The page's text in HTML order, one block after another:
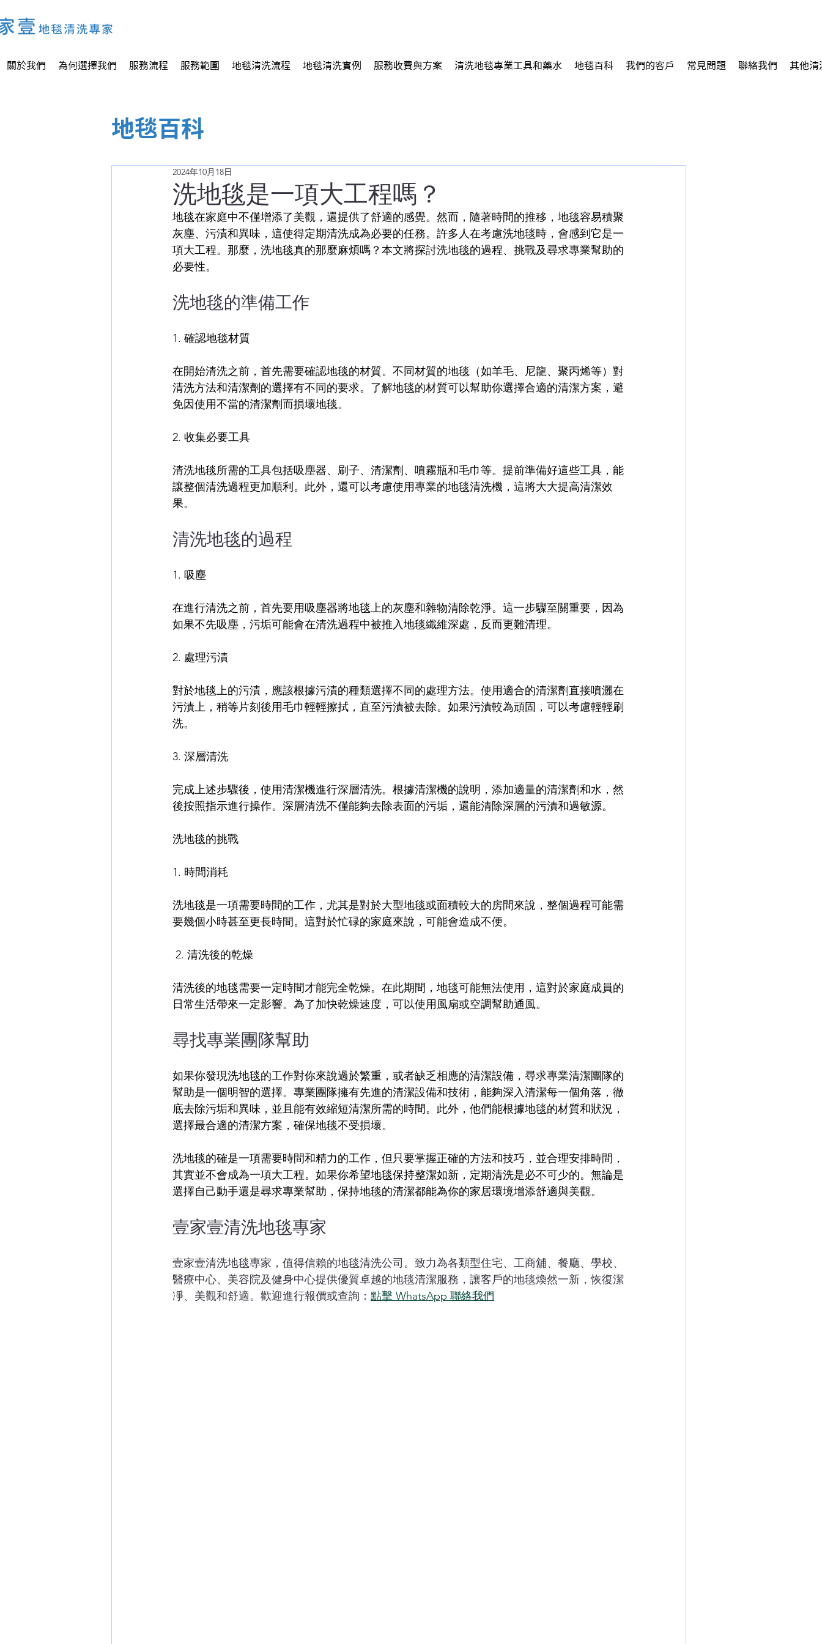
關於我們 為何選擇我們 服務流程 服務範圍 地毯清洗流程 地毯清洗實例 服務收費與方案 清洗地毯專業工具和藥水 地毯百科 我們的客戶 常見問題 聯絡我們 其他清
地毯百科
洗地毯是一項大工程嗎？
2024年10月18日
地毯在家庭中不僅增添了美觀，還提供了舒適的感覺。然而，隨著時間的推移，地毯容易積聚
灰塵、污漬和異味，這使得定期清洗成為必要的任務。許多人在考慮洗地毯時，會感到它是一
項大工程。那麼，洗地毯真的那麼麻煩嗎？本文將探討洗地毯的過程、挑戰及尋求專業幫助的
必要性。
洗地毯的準備工作
1. 確認地毯材質
在開始清洗之前，首先需要確認地毯的材質。不同材質的地毯（如羊毛、尼龍、聚丙烯等）對
清洗方法和清潔劑的選擇有不同的要求。了解地毯的材質可以幫助你選擇合適的清潔方案，避
免因使用不當的清潔劑而損壞地毯。
2. 收集必要工具
清洗地毯所需的工具包括吸塵器、刷子、清潔劑、噴霧瓶和毛巾等。提前準備好這些工具，能
讓整個清洗過程更加順利。此外，還可以考慮使用專業的地毯清洗機，這將大大提高清潔效
果。
清洗地毯的過程
1. 吸塵
在進行清洗之前，首先要用吸塵器將地毯上的灰塵和雜物清除乾淨。這一步驟至關重要，因為
如果不先吸塵，污垢可能會在清洗過程中被推入地毯纖維深處，反而更難清理。
2. 處理污漬
對於地毯上的污漬，應該根據污漬的種類選擇不同的處理方法。使用適合的清潔劑直接噴灑在
污漬上，稍等片刻後用毛巾輕輕擦拭，直至污漬被去除。如果污漬較為頑固，可以考慮輕輕刷
洗。
3. 深層清洗
完成上述步驟後，使用清潔機進行深層清洗。根據清潔機的說明，添加適量的清潔劑和水，然
後按照指示進行操作。深層清洗不僅能夠去除表面的污垢，還能清除深層的污漬和過敏源。
洗地毯的挑戰
1. 時間消耗
洗地毯是一項需要時間的工作，尤其是對於大型地毯或面積較大的房間來說，整個過程可能需
要幾個小時甚至更長時間。這對於忙碌的家庭來說，可能會造成不便。
2. 清洗後的乾燥
清洗後的地毯需要一定時間才能完全乾燥。在此期間，地毯可能無法使用，這對於家庭成員的
日常生活帶來一定影響。為了加快乾燥速度，可以使用風扇或空調幫助通風。
尋找專業團隊幫助
如果你發現洗地毯的工作對你來說過於繁重，或者缺乏相應的清潔設備，尋求專業清潔團隊的
幫助是一個明智的選擇。專業團隊擁有先進的清潔設備和技術，能夠深入清潔每一個角落，徹
底去除污垢和異味，並且能有效縮短清潔所需的時間。此外，他們能根據地毯的材質和狀況，
選擇最合適的清潔方案，確保地毯不受損壞。
洗地毯的確是一項需要時間和精力的工作，但只要掌握正確的方法和技巧，並合理安排時間，
其實並不會成為一項大工程。如果你希望地毯保持整潔如新，定期清洗是必不可少的。無論是
選擇自己動手還是尋求專業幫助，保持地毯的清潔都能為你的家居環境增添舒適與美觀。
壹家壹清洗地毯專家
壹家壹清洗地毯專家，值得信賴的地毯清洗公司。致力為各類型住宅、工商舖、餐廳、學校、
醫療中心、美容院及健身中心提供優質卓越的地毯清潔服務，讓客戶的地毯煥然一新，恢復潔
凈、美觀和舒適。歡迎進行報價或查詢： 點擊 WhatsApp 聯絡我們